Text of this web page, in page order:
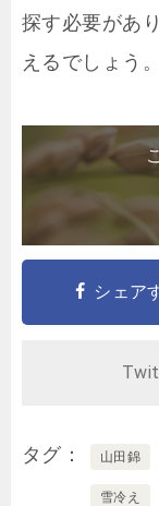
探す必要があ
えるでしょう。
シェア
タグ 山田錦
雪冷え